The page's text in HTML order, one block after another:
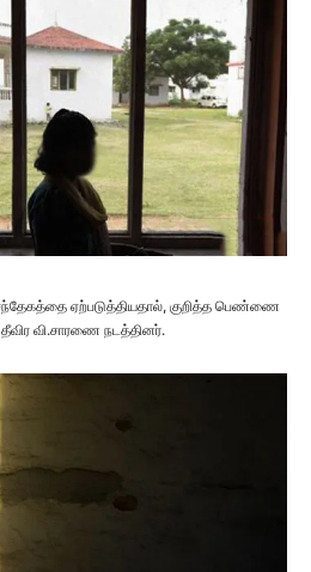
சந்தேகத்தை ஏற்படுத்தியதால், குறித்த பெண்ணை
தீவிர வி.சாரணை நடத்தினர்.